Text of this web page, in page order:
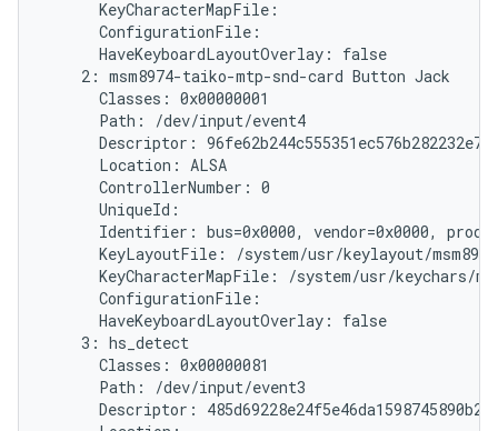
      KeyCharacterMapFile:
      ConfigurationFile:
      HaveKeyboardLayoutOverlay: false
    2: msm8974-taiko-mtp-snd-card Button Jack
      Classes: 0x00000001
      Path: /dev/input/event4
Descriptor:
      Location: ALSA
      ControllerNumber: 0
      UniqueId:
Identifier: bus=0x0000, vendor=0x0000,
KeyLayoutFile: /system/usr/keylayout/
KeyCharacterMapFile: /system/usr/keychars/
      ConfigurationFile:
      HaveKeyboardLayoutOverlay: false
    3: hs_detect
      Classes: 0x00000081
      Path: /dev/input/event3
Descriptor: